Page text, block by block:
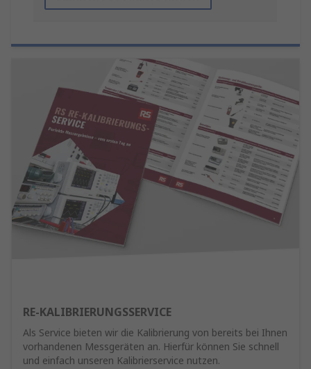
RE-KALIBRIERUNGSSERVICE
Als Service bieten wir die Kalibrierung von bereits bei Ihnen
vorhandenen Messgeräten an. Hierfür können Sie schnell
und einfach unseren Kalibrierservice nutzen.